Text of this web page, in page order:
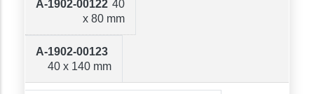
40
x 80 mm
40 x 140 mm